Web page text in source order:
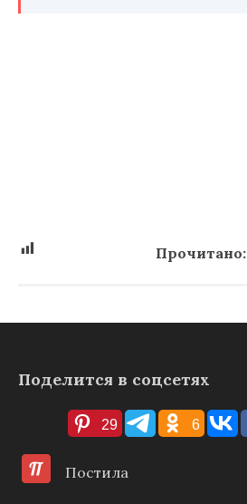
Прочитано:
Поделится в соцсетях
29 6
Постила